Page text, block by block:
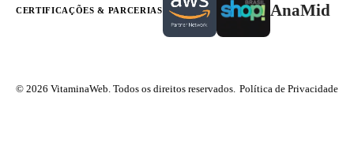
CERTIFICAÇÕES & PARCERIAS AnaMid
© 2026 VitaminaWeb. Todos os direitos reservados. Política de Privacidade